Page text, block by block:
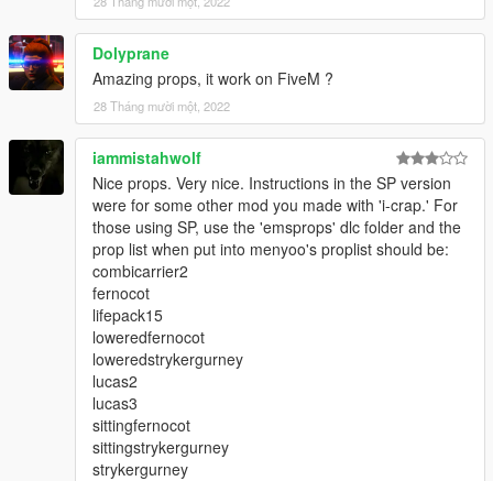
Dolyprane
Amazing props, it work on FiveM ?
28 Tháng mười một, 2022
iammistahwolf
Nice props. Very nice. Instructions in the SP version
were for some other mod you made with 'i-crap.' For
those using SP, use the 'emsprops' dlc folder and the
prop list when put into menyoo's proplist should be:
combicarrier2
fernocot
lifepack15
loweredfernocot
loweredstrykergurney
lucas2
lucas3
sittingfernocot
sittingstrykergurney
strykergurney